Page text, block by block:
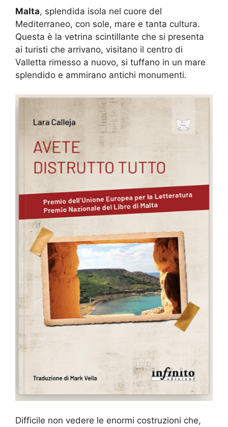
Malta, splendida isola nel cuore del
Mediterraneo, con sole, mare e tanta cultura.
Questa è la vetrina scintillante che si presenta
ai turisti che arrivano, visitano il centro di
Valletta rimesso a nuovo, si tuffano in un mare
splendido e ammirano antichi monumenti.
Difficile non vedere le enormi costruzioni che,